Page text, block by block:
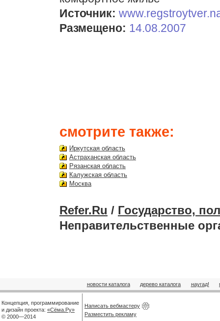
Источник:
Размещено: 14.08.2007
смотрите также:
Иркутская область
Астраханская область
Рязанская область
Калужская область
Москва
Refer.Ru / Государство,
Неправительственные
новости каталога дерево каталога наугад!
Концепция, программирование
и дизайн проекта: «Сёма.Ру»
© 2000—2014
Написать вебмастеру
Разместить рекламу